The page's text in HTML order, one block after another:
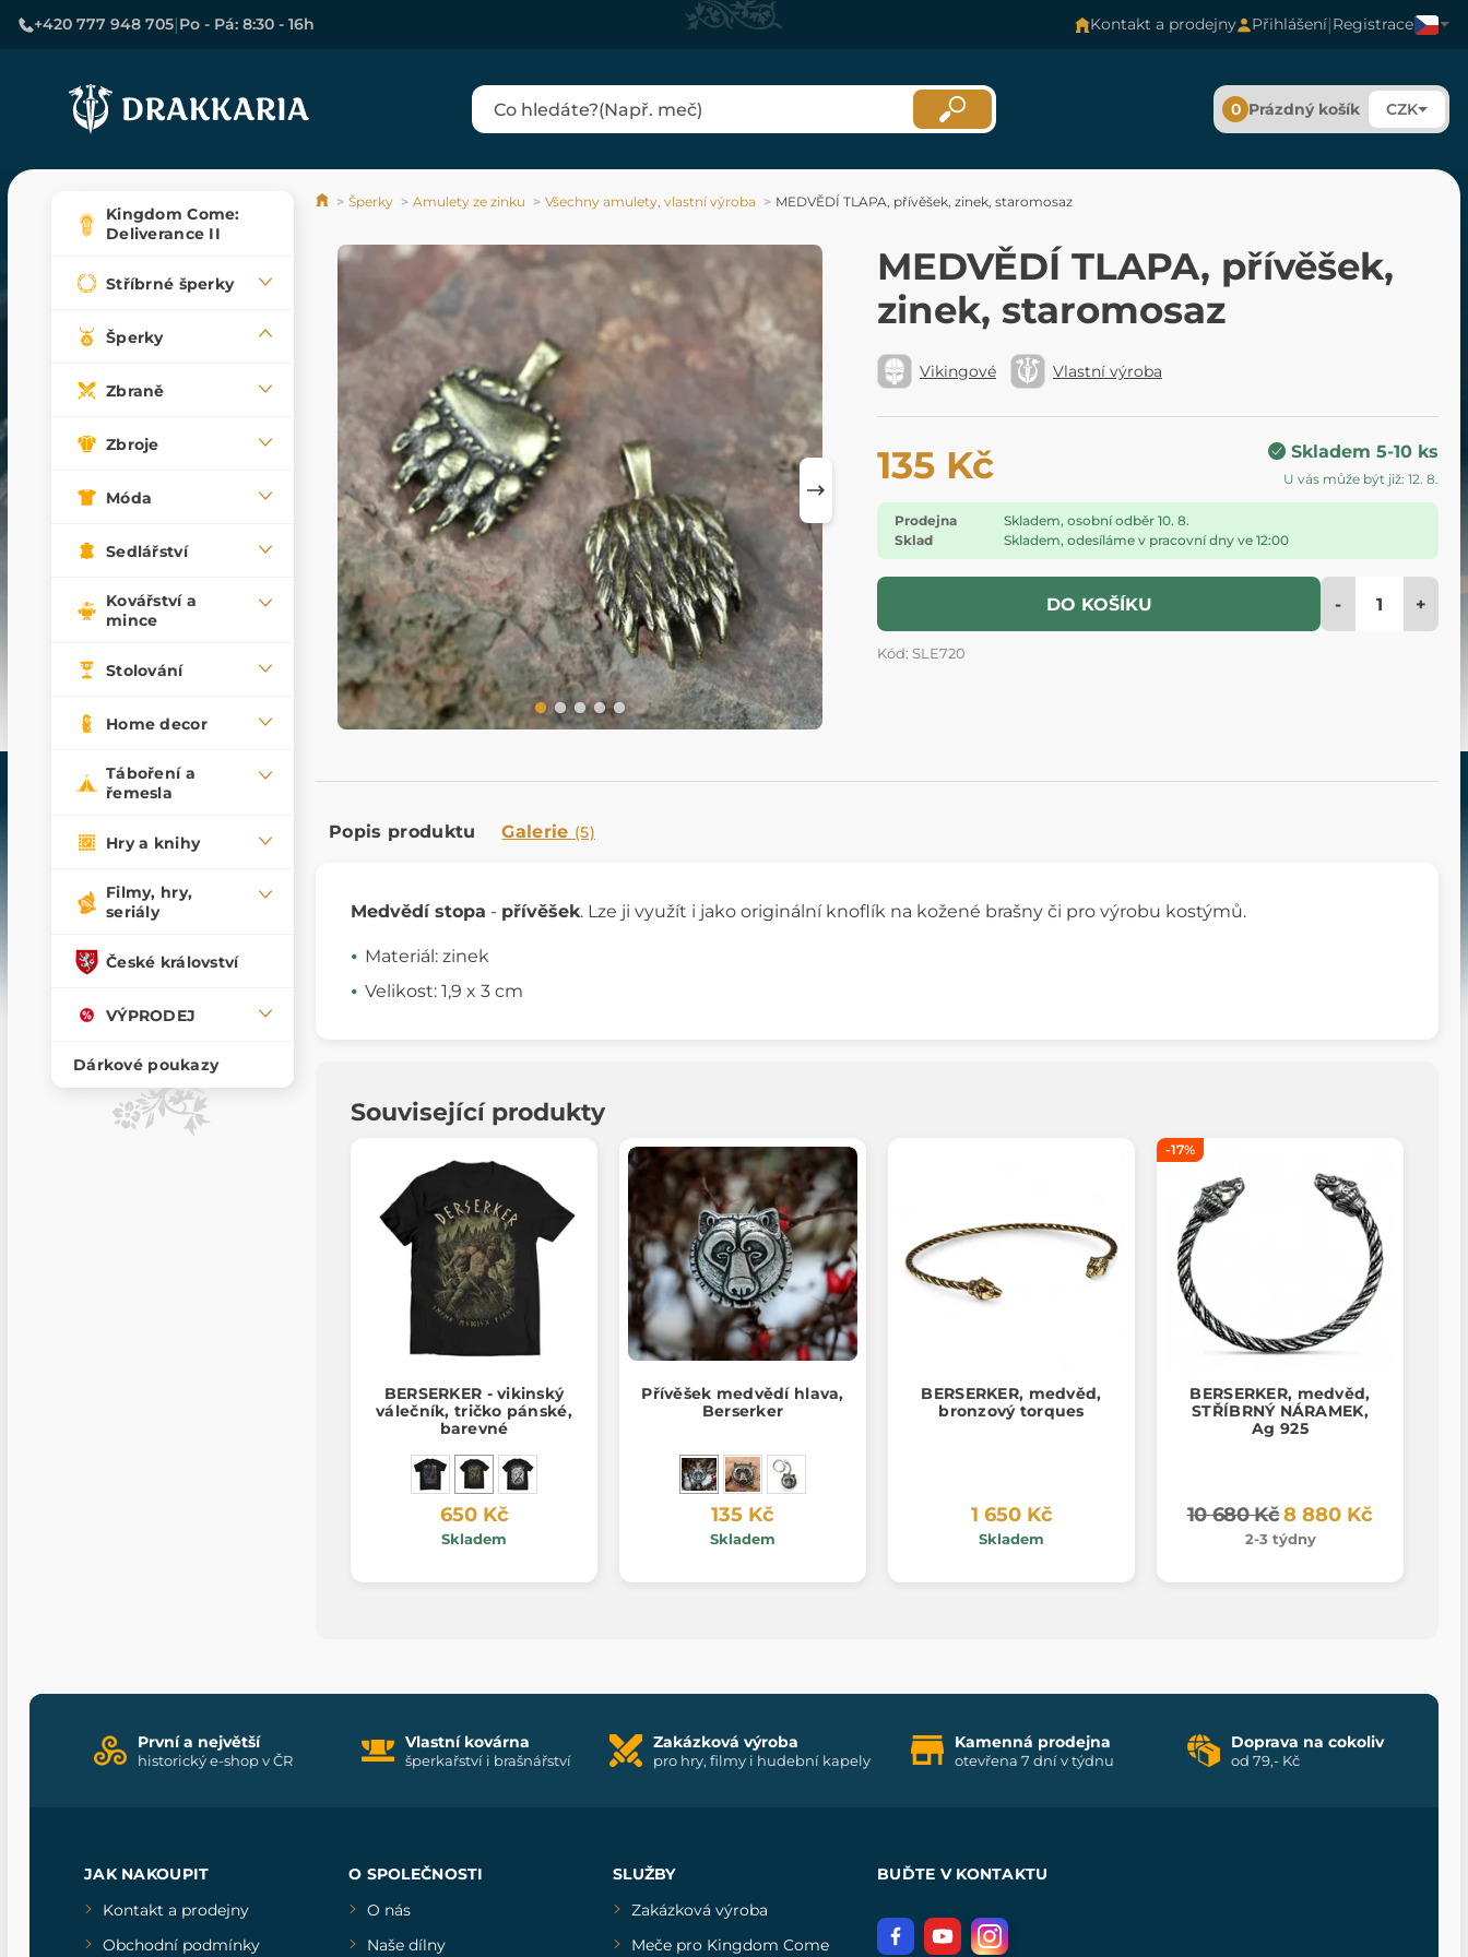
+420 777 948 705|Po - Pá: 8:30 - 16h Kontakt a prodejny Přihlášení|Registrace
0 Prázdný košík CZK
Kingdom Come:
Deliverance II
Stříbrné šperky
Šperky
Zbraně
Zbroje
Móda
Sedlářství
Kovářství a
mince
Stolování
Home decor
Táboření a
řemesla
Hry a knihy
Filmy, hry,
seriály
České království
VÝPRODEJ
Dárkové poukazy
Šperky Amulety ze zinku Všechny amulety, vlastní výroba MEDVĚDÍ TLAPA, přívěšek, zinek, staromosaz
MEDVĚDÍ TLAPA, přívěšek,
zinek, staromosaz
Vikingové Vlastní výroba
135 Kč Skladem 5-10 ks
U vás může být již: 12. 8.
Prodejna
Skladem, osobní odběr 10. 8.
Sklad
Skladem, odesíláme v pracovní dny ve 12:00
DO KOŠÍKU - +
Kód: SLE720
Popis produktu Galerie (5)
Medvědí stopa - přívěšek. Lze ji využít i jako originální knoflík na kožené brašny či pro výrobu kostýmů.
Materiál: zinek
Velikost: 1,9 x 3 cm
Související produkty
BERSERKER - vikinský
válečník, tričko pánské,
barevné
650 Kč
Skladem
Přívěšek medvědí hlava,
Berserker
135 Kč
Skladem
BERSERKER, medvěd,
bronzový torques
1 650 Kč
Skladem
-17%
BERSERKER, medvěd,
STŘÍBRNÝ NÁRAMEK,
Ag 925
10 680 Kč8 880 Kč
2-3 týdny
První a největší
historický e-shop v ČR
Vlastní kovárna
šperkařství i brašnářství
Zakázková výroba
pro hry, filmy i hudební kapely
Kamenná prodejna
otevřena 7 dní v týdnu
Doprava na cokoliv
od 79,- Kč
JAK NAKOUPIT
Kontakt a prodejny
Obchodní podmínky
O SPOLEČNOSTI
O nás
Naše dílny
SLUŽBY
Zakázková výroba
Meče pro Kingdom Come
BUĎTE V KONTAKTU